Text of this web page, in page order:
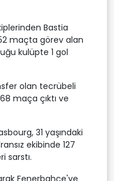
Bastia
maçta görev alan
kulüpte 1 gol
olan tecrübeli
maça çıktı ve
31 yaşındaki
ekibinde 127
sarstı.